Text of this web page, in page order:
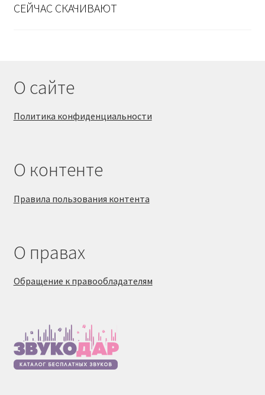
СЕЙЧАС СКАЧИВАЮТ
О сайте
Политика конфиденциальности
О контенте
Правила пользования контента
О правах
Обращение к правообладателям